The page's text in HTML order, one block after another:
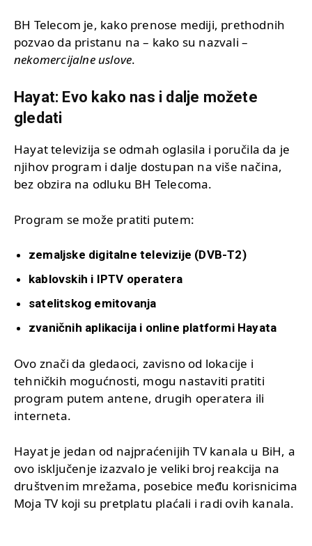
BH Telecom je, kako prenose mediji, prethodnih
pozvao da pristanu na – kako su nazvali –
nekomercijalne uslove.
Hayat: Evo kako nas i dalje možete
gledati
Hayat televizija se odmah oglasila i poručila da je
njihov program i dalje dostupan na više načina,
bez obzira na odluku BH Telecoma.
Program se može pratiti putem:
zemaljske digitalne televizije (DVB-T2)
kablovskih i IPTV operatera
satelitskog emitovanja
zvaničnih aplikacija i online platformi Hayata
Ovo znači da gledaoci, zavisno od lokacije i
tehničkih mogućnosti, mogu nastaviti pratiti
program putem antene, drugih operatera ili
interneta.
Hayat je jedan od najpraćenijih TV kanala u BiH, a
ovo isključenje izazvalo je veliki broj reakcija na
društvenim mrežama, posebice među korisnicima
Moja TV koji su pretplatu plaćali i radi ovih kanala.